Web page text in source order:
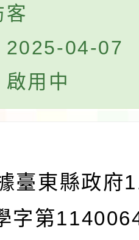
客
2025-04-07
用中
東縣政府
字第